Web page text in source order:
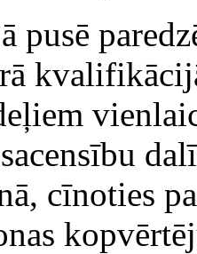
pusē
cīnoties